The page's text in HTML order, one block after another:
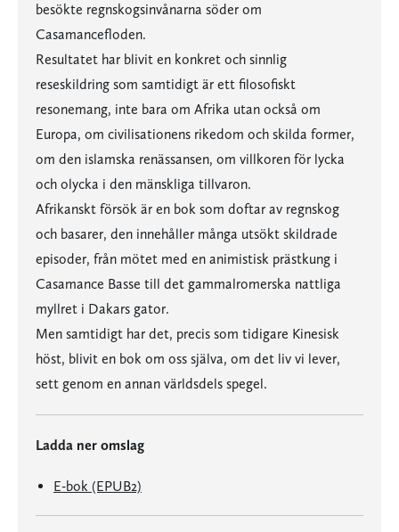
besökte regnskogsinvånarna söder om
Casamancefloden.
Resultatet har blivit en konkret och sinnlig
reseskildring som samtidigt är ett filosofiskt
resonemang, inte bara om Afrika utan också om
Europa, om civilisationens rikedom och skilda former,
om den islamska renässansen, om villkoren för lycka
och olycka i den mänskliga tillvaron.
Afrikanskt försök är en bok som doftar av regnskog
och basarer, den innehåller många utsökt skildrade
episoder, från mötet med en animistisk prästkung i
Casamance Basse till det gammalromerska nattliga
myllret i Dakars gator.
Men samtidigt har det, precis som tidigare Kinesisk
höst, blivit en bok om oss själva, om det liv vi lever,
sett genom en annan världsdels spegel.
Ladda ner omslag
E-bok (EPUB2)